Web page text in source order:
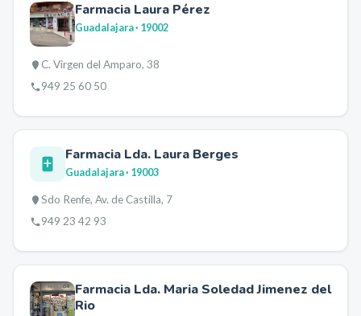
Farmacia Laura Pérez
Guadalajara· 19002
C. Virgen del Amparo, 38
949 25 60 50
Farmacia Lda. Laura Berges
Guadalajara· 19003
Sdo Renfe, Av. de Castilla, 7
949 23 42 93
Farmacia Lda. Maria Soledad Jimenez del
Rio